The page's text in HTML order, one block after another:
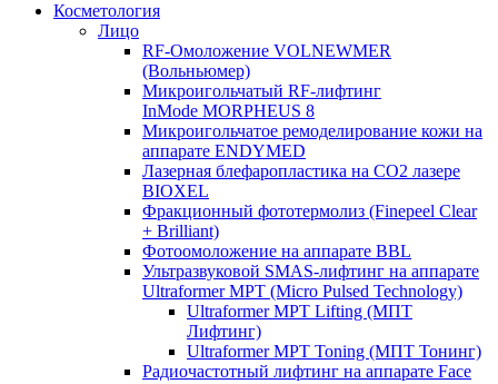
Косметология
Лицо
RF-Омоложение VOLNEWMER
(Вольньюмер)
Микроигольчатый RF-лифтинг
InMode MORPHEUS 8
Микроигольчатое ремоделирование кожи на
аппарате ENDYMED
Лазерная блефаропластика на CO2 лазере
BIOXEL
Фракционный фототермолиз (Finepeel Clear
+ Brilliant)
Фотоомоложение на аппарате BBL
Ультразвуковой SMAS-лифтинг на аппарате
Ultraformer MPT (Micro Pulsed Technology)
Ultraformer MPT Lifting (МПТ
Лифтинг)
Ultraformer MPT Toning (МПТ Тонинг)
Радиочастотный лифтинг на аппарате Face